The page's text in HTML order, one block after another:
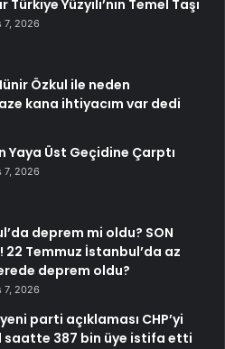
Türkiye Yüzyılı’nın Temel Taşı
7, 2026
Özkul ile neden
kana ihtiyacım var dedi
Yaya Üst Geçidine Çarptı
7, 2026
deprem mi oldu? SON
22 Temmuz İstanbul’da az
deprem oldu?
7, 2026
parti açıklaması CHP’yi
saatte 387 bin üye istifa etti